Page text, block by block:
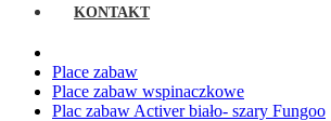
KONTAKT
Place zabaw
Place zabaw wspinaczkowe
Plac zabaw Activer biało- szary Fungoo